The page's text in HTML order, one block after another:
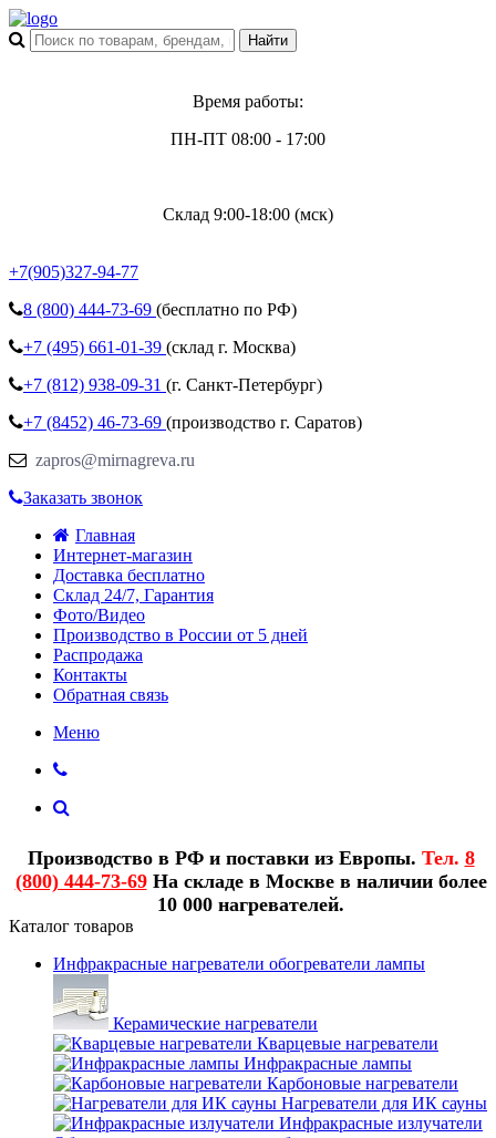
Время работы:
ПН-ПТ 08:00 - 17:00
Склад 9:00-18:00 (мск)
+7(905)327-94-77
8 (800) 444-73-69 (бесплатно по РФ)
+7 (495) 661-01-39 (склад г. Москва)
+7 (812) 938-09-31 (г. Санкт-Петербург)
+7 (8452) 46-73-69 (производство г. Саратов)
zapros@mirnagreva.ru
Заказать звонок
Главная
Интернет-магазин
Доставка бесплатно
Склад 24/7, Гарантия
Фото/Видео
Производство в России от 5 дней
Распродажа
Контакты
Обратная связь
Меню
Производство в РФ и поставки из Европы. Тел. 8
(800) 444-73-69На складе в Москве в наличии более
10 000 нагревателей.
Каталог товаров
Инфракрасные нагреватели обогреватели лампы
Керамические нагреватели
Кварцевые нагреватели
Инфракрасные лампы
Карбоновые нагреватели
Нагреватели для ИК сауны
Инфракрасные излучатели